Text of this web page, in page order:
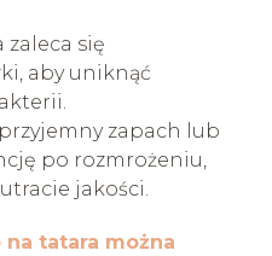
zaleca się
aby uniknąć
zapach lub
po rozmrożeniu,
jakości.
na tatara można